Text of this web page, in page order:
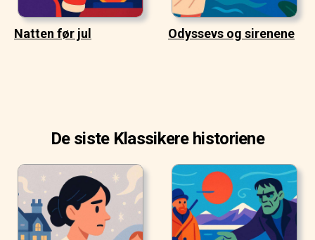
Natten før jul Odyssevs og sirenene
De siste Klassikere historiene